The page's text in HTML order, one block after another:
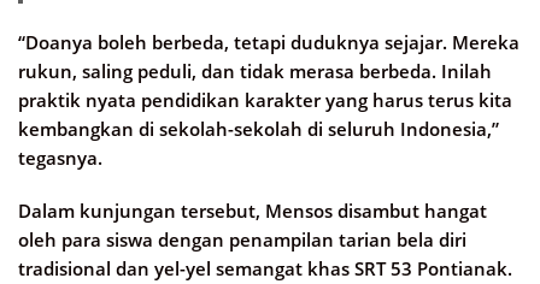
“Doanya boleh berbeda, tetapi duduknya sejajar. Mereka
rukun, saling peduli, dan tidak merasa berbeda. Inilah
praktik nyata pendidikan karakter yang harus terus kita
kembangkan di sekolah-sekolah di seluruh Indonesia,”
tegasnya.
Dalam kunjungan tersebut, Mensos disambut hangat
oleh para siswa dengan penampilan tarian bela diri
tradisional dan yel-yel semangat khas SRT 53 Pontianak.